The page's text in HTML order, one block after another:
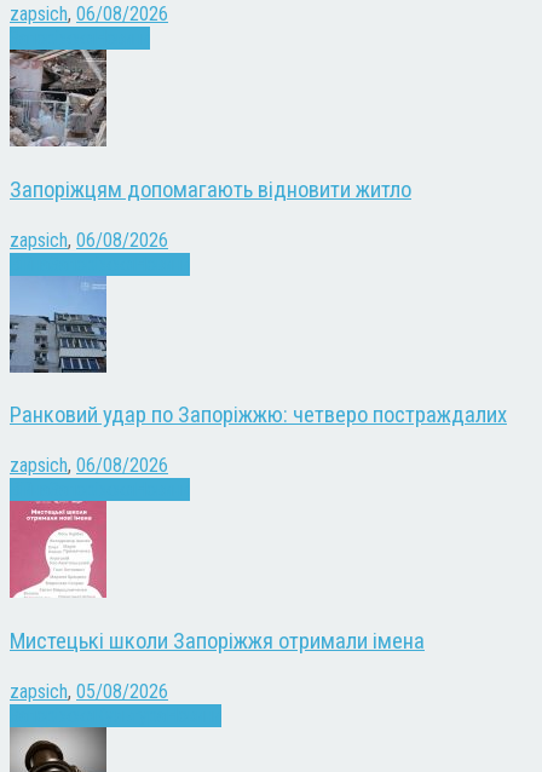
zapsich, 06/08/2026
Запоріжцям допомагають відновити житло
zapsich, 06/08/2026
Ранковий удар по Запоріжжю: четверо постраждалих
zapsich, 06/08/2026
Мистецькі школи Запоріжжя отримали імена
zapsich, 05/08/2026